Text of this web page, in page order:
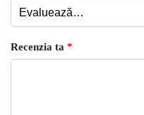
Recenzia ta *